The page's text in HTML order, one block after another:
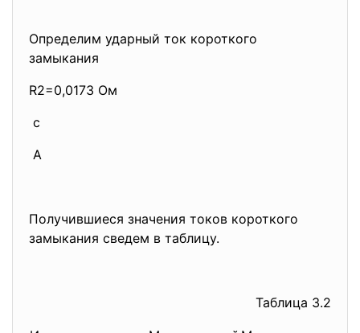
Определим ударный ток короткого
замыкания
R2=0,0173 Ом
с
А
Получившиеся значения токов короткого
замыкания сведем в таблицу.
Таблица 3.2